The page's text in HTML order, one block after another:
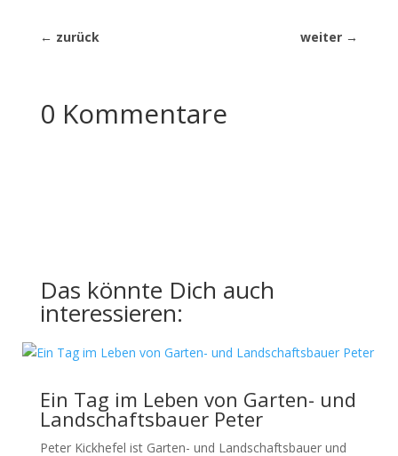
← zurück weiter →
0 Kommentare
Das könnte Dich auch
interessieren:
Ein Tag im Leben von Garten- und
Landschaftsbauer Peter
Peter Kickhefel ist Garten- und Landschaftsbauer und